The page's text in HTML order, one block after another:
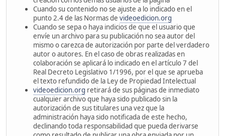
Cuando su contenido no se ajuste a lo indicado en el
punto 2.4 de las Normas de videoedicion.org
Cuando se sepa o haya indicios de que el usuario que
envíe un archivo para su publicación no sea autor del
mismo o carezca de autorización por parte del verdadero
autor o autores. En el caso de obras realizadas en
colaboración se aplicará lo indicado en el artículo 7 del
Real Decreto Legislativo 1/1996, por el que se aprueba
el texto refundido de la Ley de Propiedad Intelectual
videoedicion.org retirará de sus páginas de inmediato
cualquier archivo que haya sido publicado sin la
autorización de sus titulares una vez que la
administración haya sido notificada de este hecho,
declinando toda responsabilidad que pueda derivarse